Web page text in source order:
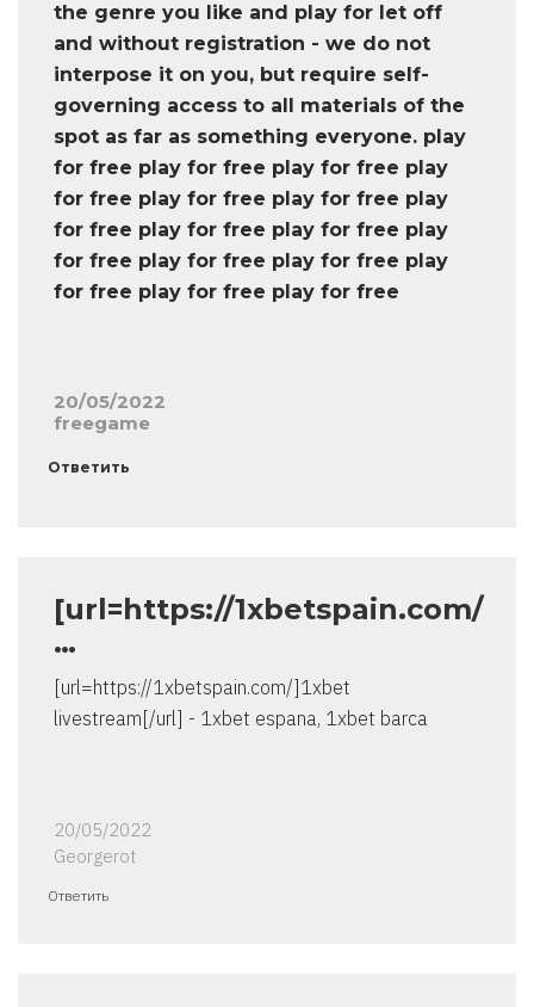
the genre you like and play for let off
and without registration - we do not
interpose it on you, but require self-
governing access to all materials of the
spot as far as something everyone. play
for free play for free play for free play
for free play for free play for free play
for free play for free play for free play
for free play for free play for free play
for free play for free play for free
20/05/2022
freegame
Ответить
[url=https://1xbetspain.com/
…
[url=https://1xbetspain.com/]1xbet
livestream[/url] - 1xbet espana, 1xbet barca
20/05/2022
Georgerot
Ответить